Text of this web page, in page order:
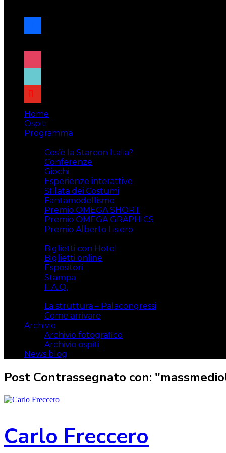
facebook
x
instagram
tiktok
youtube
Home
Ospiti
Programma
Cos’è la Starcon Italia?
Conferenze
Giochi
Esperienze interattive
Sfilata dei Costumi
Fantamodellismo
Premio OMEGA SHORT
Premio OMEGA GRAPHICS
Premio Alberto Lisiero
Biglietti con Hotel
Biglietti online
Espositori
Stampa
F.A.Q.
La struttura – Palacongressi
Come arrivare
Archivio
Archivio fotografico
Archivio ospiti
News blog
Post Contrassegnato con:
Carlo Freccero